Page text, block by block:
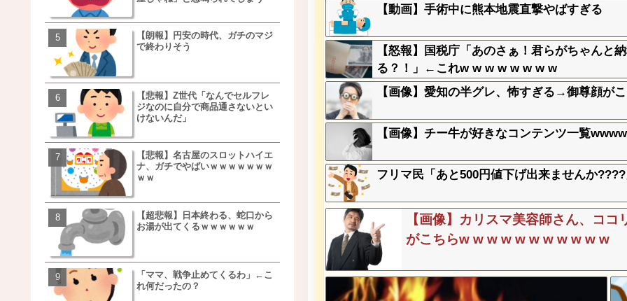
【動画】手術中に熊本地震直撃やばすぎる
【怒報】国税庁「あのさぁ！君らがちゃんと
る？！」←これw w w w w w w w
【画像】愛知の半グレ、怖すぎる→御尊顔が
【画像】チー牛が好きなコンテンツ一覧
フリマ民「あと500円値下げ出来ませんか
【画像】カリスマ美容師さん、コ
がこちらw w w w w w w w w w w
【朗報】円安の時代、ガチのマジ
で終わりそう
【悲報】Z世代「なんでセルフレ
ジなのに自分で商品通さないとい
けないんだ」
【悲報】名古屋のスロットハイエ
ナ、ガチでやばいｗｗｗｗｗｗｗ
ｗｗ
【超悲報】日本終わる、蛇口から
お湯が出てくるｗｗｗｗｗｗ
「ママ、戦争止めてくるわ」←こ
れ何だったの？
移民ベトナム女達の宅飲み、レベ
チｗｗｗｗｗｗｗｗｗｗｗｗｗｗ
【朗報】NOギルティ炭酸、登場
ｗｗｗｗｗｗｗｗｗｗｗｗ
【画像】例の梨を5000個失った農
家さん、少し流れが変わってくる
【悲報】日本、ついに駅そばの値
段が限界突破ｗｗｗｗｗｗｗｗｗ
【悲報】すき家、炎上ｗｗｗｗｗ